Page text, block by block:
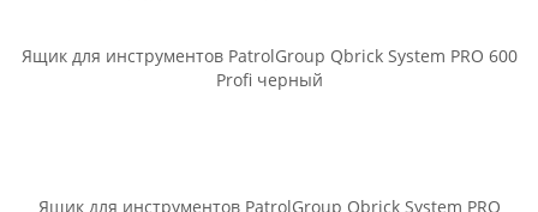
Ящик для инструментов PatrolGroup Qbrick System PRO 600
Profi черный